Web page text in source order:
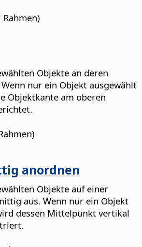
Rahmen)
Objekte an deren
nur ein Objekt ausgewählt
Objektkante am oberen
anordnen
Objekte auf einer
aus. Wenn nur ein Objekt
dessen Mittelpunkt vertikal